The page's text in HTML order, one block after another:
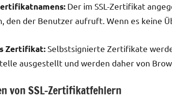
Der im SSL-Zertifikat
den der Benutzer aufruft. Wenn es keine
Zertifikat:Selbstsignierte Zertifikate
ausgestellt und werden daher von
von SSL-Zertifikatfehlern